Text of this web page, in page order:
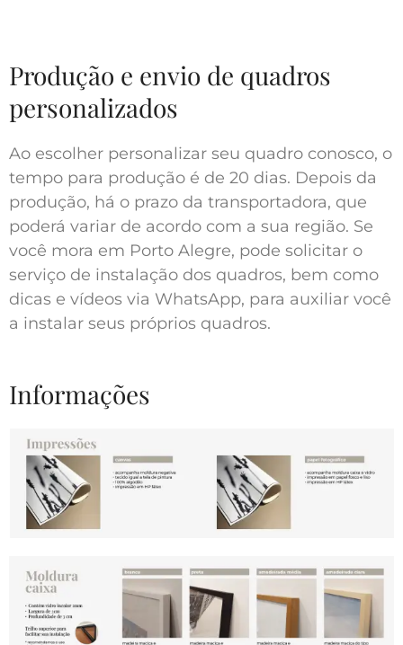
Produção e envio de quadros
personalizados
Ao escolher personalizar seu quadro conosco, o
tempo para produção é de 20 dias. Depois da
produção, há o prazo da transportadora, que
poderá variar de acordo com a sua região. Se
você mora em Porto Alegre, pode solicitar o
serviço de instalação dos quadros, bem como
dicas e vídeos via WhatsApp, para auxiliar você
a instalar seus próprios quadros.
Informações